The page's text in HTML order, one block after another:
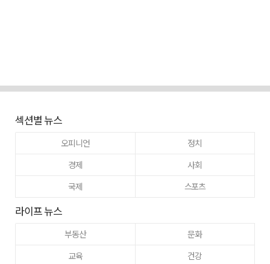
섹션별 뉴스
오피니언
정치
경제
사회
국제
스포츠
라이프 뉴스
부동산
문화
교육
건강